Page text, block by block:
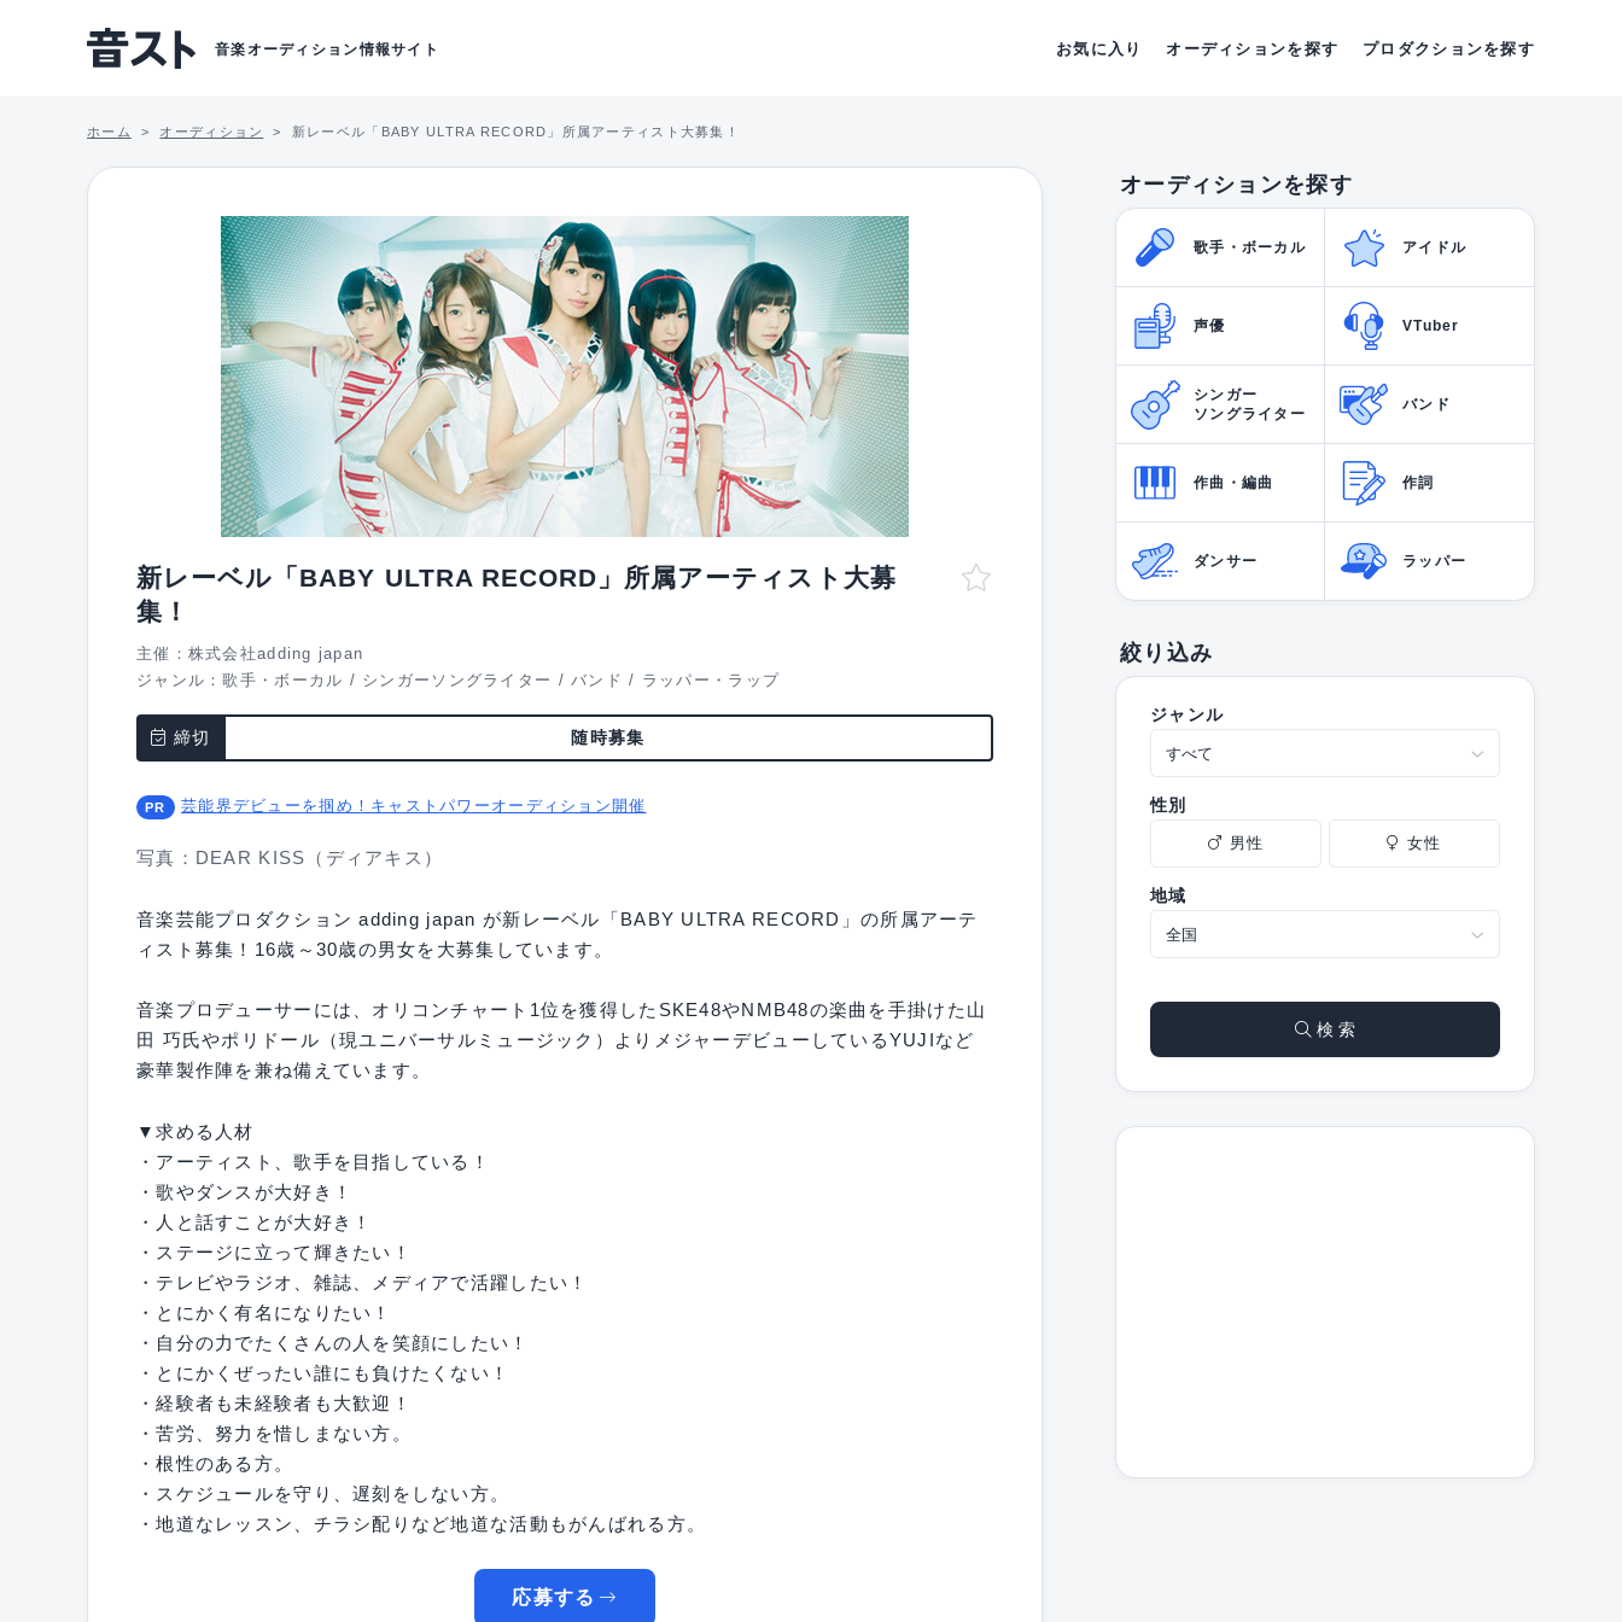
音楽オーディション情報サイト お気に入り オーディションを探す プロダクションを探す
ホーム オーディション 新レーベル「BABY ULTRA RECORD」所属アーティスト大募集！
新レーベル「BABY ULTRA RECORD」所属アーティスト大募
集！
主催：株式会社adding japan
ジャンル：歌手・ボーカル / シンガーソングライター /バンド / ラッパー・ラップ
締切 随時募集
芸能界デビューを掴め！キャストパワーオーディション開催
写真：DEAR KISS（ディアキス）
音楽芸能プロダクション adding japan が新レーベル「BABY ULTRA RECORD」の所属アーテ
ィスト募集！16歳～30歳の男女を大募集しています。
音楽プロデューサーには、オリコンチャート1位を獲得したSKE48やNMB48の楽曲を手掛けた山
田 巧氏やポリドール（現ユニバーサルミュージック）よりメジャーデビューしているYUJIなど
豪華製作陣を兼ね備えています。
▼求める人材
・アーティスト、歌手を目指している！
・歌やダンスが大好き！
・人と話すことが大好き！
・ステージに立って輝きたい！
・テレビやラジオ、雑誌、メディアで活躍したい！
・とにかく有名になりたい！
・自分の力でたくさんの人を笑顔にしたい！
・とにかくぜったい誰にも負けたくない！
・経験者も未経験者も大歓迎！
・苦労、努力を惜しまない方。
・根性のある方。
・スケジュールを守り、遅刻をしない方。
・地道なレッスン、チラシ配りなど地道な活動もがんばれる方。
応募する
オーディションを探す
歌手・ボーカル アイドル
声優 VTuber
シンガー
ソングライター
バンド
作曲・編曲 作詞
ダンサー ラッパー
絞り込み
ジャンル
性別
男性 女性
地域
検 索